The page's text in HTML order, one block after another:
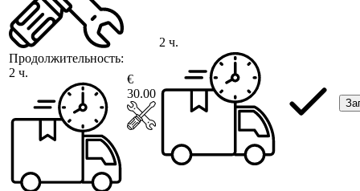
Продолжительность:
2 ч.
€
30.00
2 ч.